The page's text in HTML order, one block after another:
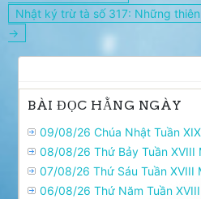
bài
viết
Nhật ký trừ tà số 317: Những
→
BÀI ĐỌC HẰNG NGÀY
09/08/26 Chúa Nhật Tuần
08/08/26 Thứ Bảy Tuần XVIII
07/08/26 Thứ Sáu Tuần XVIII
06/08/26 Thứ Năm Tuần